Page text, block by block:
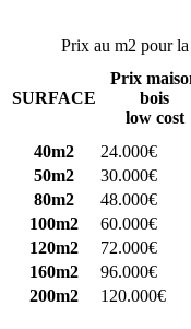
Prix au m2 pour
SURFACE
Prix
bois
low cost
40m2
24.000€
50m2
30.000€
80m2
48.000€
100m2
60.000€
120m2
72.000€
160m2
96.000€
200m2
120.000€